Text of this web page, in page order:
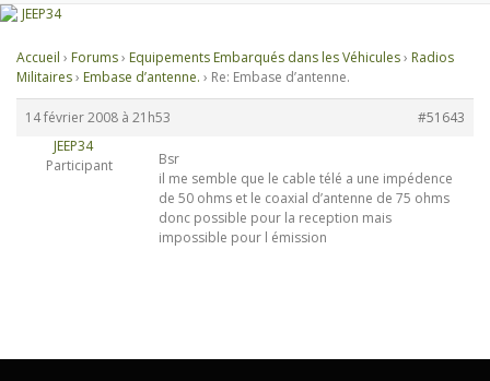
DOCUMENTATIONS
Accueil › Forums› Equipements Embarqués dans les Véhicules› Radios
Militaires› Embase d’antenne. › Re: Embase d’antenne.
14 février 2008 à 21h53
#51643
JEEP34
Participant
Bsr
il me semble que le cable télé a une impédence
de 50 ohms et le coaxial d’antenne de 75 ohms
donc possible pour la reception mais
impossible pour l émission